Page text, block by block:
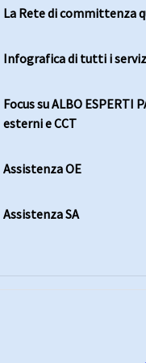
La Rete di committenza
Infografica di tutti i
Focus su ALBO ESPERTI
esterni e CCT
Assistenza OE
Assistenza SA